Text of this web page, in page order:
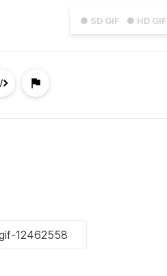
● SD GIF ● HD GIF